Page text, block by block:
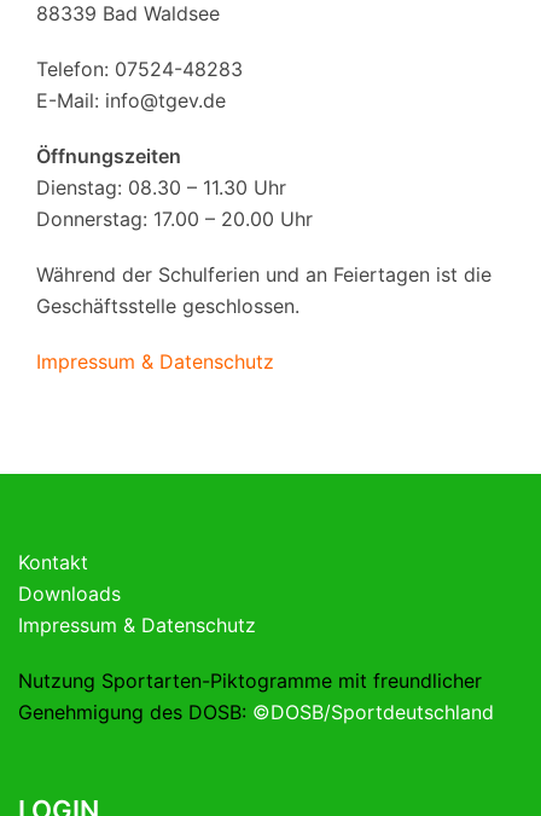
88339 Bad Waldsee
Telefon: 07524-48283
E-Mail: info@tgev.de
Öffnungszeiten
Dienstag: 08.30 – 11.30 Uhr
Donnerstag: 17.00 – 20.00 Uhr
Während der Schulferien und an Feiertagen ist die
Geschäftsstelle geschlossen.
Impressum & Datenschutz
Kontakt
Downloads
Impressum & Datenschutz
Nutzung Sportarten-Piktogramme mit freundlicher
Genehmigung des DOSB: ©DOSB/Sportdeutschland